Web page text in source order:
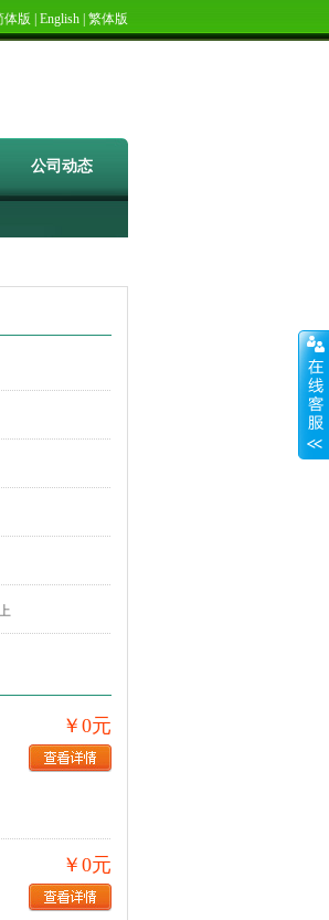
体版 English 繁体版
公司动态
￥0元
￥0元